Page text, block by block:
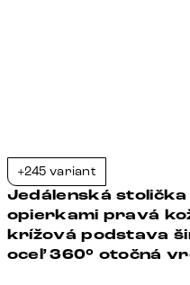
+245 variant
Jedálenská stolička
opierkami pravá
krížová podstava
oceľ 360° otočná